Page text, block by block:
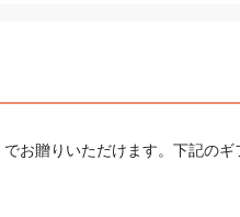
でお贈りいただけます。下記の